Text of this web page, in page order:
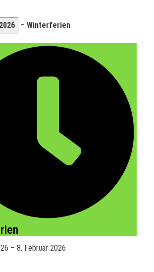
– Winterferien
– 8. Februar 2026